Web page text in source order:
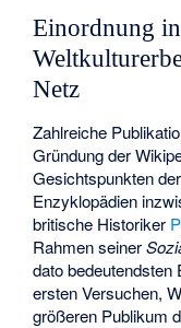
Einordnung
Netz
Zahlreiche
Gründung der
Gesichtspunkten
Enzyklopädien
britische Historiker
Rahmen seiner
dato bedeutendsten
ersten Versuchen,
größeren Publikum